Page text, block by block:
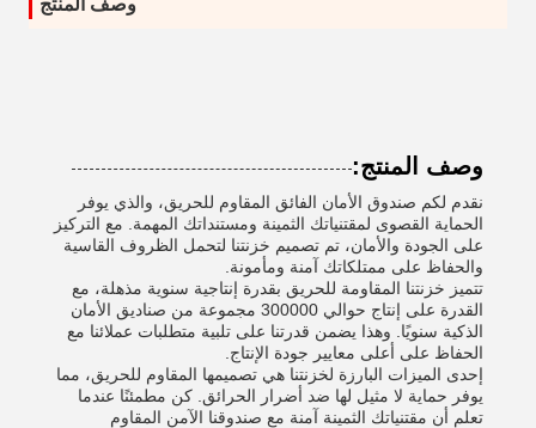
وصف المنتج
وصف المنتج:
نقدم لكم صندوق الأمان الفائق المقاوم للحريق، والذي يوفر
الحماية القصوى لمقتنياتك الثمينة ومستنداتك المهمة. مع التركيز
على الجودة والأمان، تم تصميم خزنتنا لتحمل الظروف القاسية
والحفاظ على ممتلكاتك آمنة ومأمونة.
تتميز خزنتنا المقاومة للحريق بقدرة إنتاجية سنوية مذهلة، مع
القدرة على إنتاج حوالي 300000 مجموعة من صناديق الأمان
الذكية سنويًا. وهذا يضمن قدرتنا على تلبية متطلبات عملائنا مع
الحفاظ على أعلى معايير جودة الإنتاج.
إحدى الميزات البارزة لخزنتنا هي تصميمها المقاوم للحريق، مما
يوفر حماية لا مثيل لها ضد أضرار الحرائق. كن مطمئنًا عندما
تعلم أن مقتنياتك الثمينة آمنة مع صندوقنا الآمن المقاوم